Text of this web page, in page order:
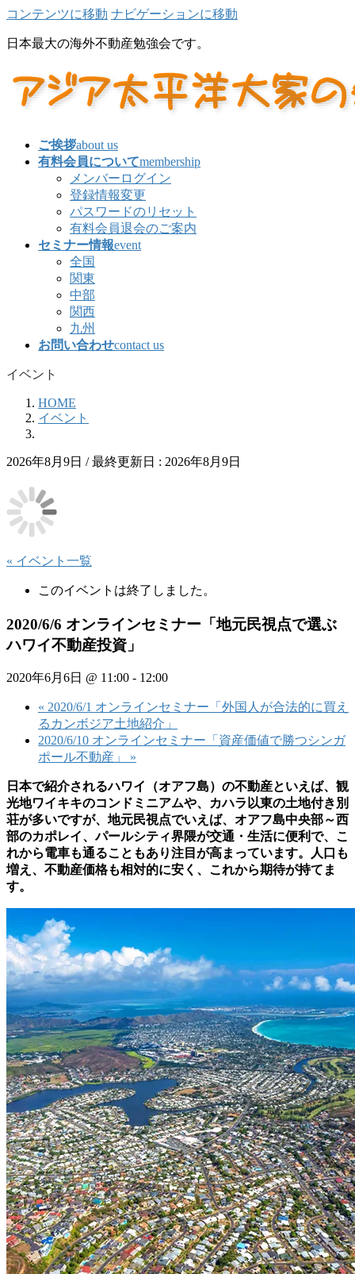
コンテンツに移動 ナビゲーションに移動
日本最大の海外不動産勉強会です。
ご挨拶about us
有料会員についてmembership
メンバーログイン
登録情報変更
パスワードのリセット
有料会員退会のご案内
セミナー情報event
全国
関東
中部
関西
九州
お問い合わせcontact us
イベント
HOME
イベント
2026年8月9日 / 最終更新日 : 2026年8月9日
« イベント一覧
このイベントは終了しました。
2020/6/6 オンラインセミナー「地元民視点で選ぶ
ハワイ不動産投資」
2020年6月6日 @ 11:00 - 12:00
« 2020/6/1 オンラインセミナー「外国人が合法的に買え
るカンボジア土地紹介」
2020/6/10 オンラインセミナー「資産価値で勝つシンガ
ポール不動産」 »
日本で紹介されるハワイ（オアフ島）の不動産といえば、観
光地ワイキキのコンドミニアムや、カハラ以東の土地付き別
荘が多いですが、地元民視点でいえば、オアフ島中央部～西
部のカポレイ、パールシティ界隈が交通・生活に便利で、こ
れから電車も通ることもあり注目が高まっています。人口も
増え、不動産価格も相対的に安く、これから期待が持てま
す。